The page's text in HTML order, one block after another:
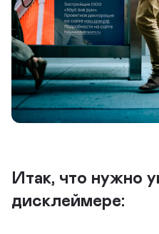
Итак, что нужно
дисклеймере: